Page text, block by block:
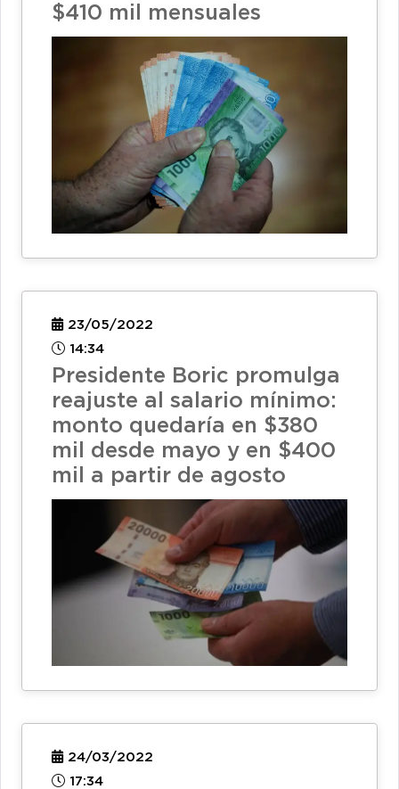
$410 mil mensuales
23/05/2022
14:34
Presidente Boric promulga
reajuste al salario mínimo:
monto quedaría en $380
mil desde mayo y en $400
mil a partir de agosto
24/03/2022
17:34